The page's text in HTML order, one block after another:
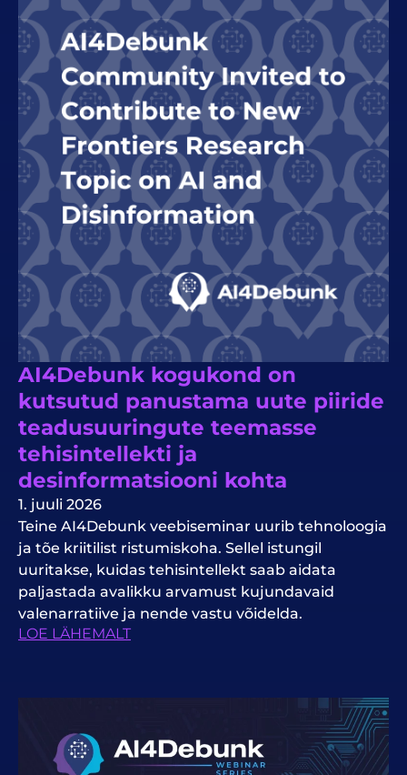
AI4Debunk kogukond on
kutsutud panustama uute piiride
teadusuuringute teemasse
tehisintellekti ja
desinformatsiooni kohta
1. juuli 2026
Teine AI4Debunk veebiseminar uurib tehnoloogia
ja tõe kriitilist ristumiskoha. Sellel istungil
uuritakse, kuidas tehisintellekt saab aidata
paljastada avalikku arvamust kujundavaid
valenarratiive ja nende vastu võidelda.
LOE LÄHEMALT